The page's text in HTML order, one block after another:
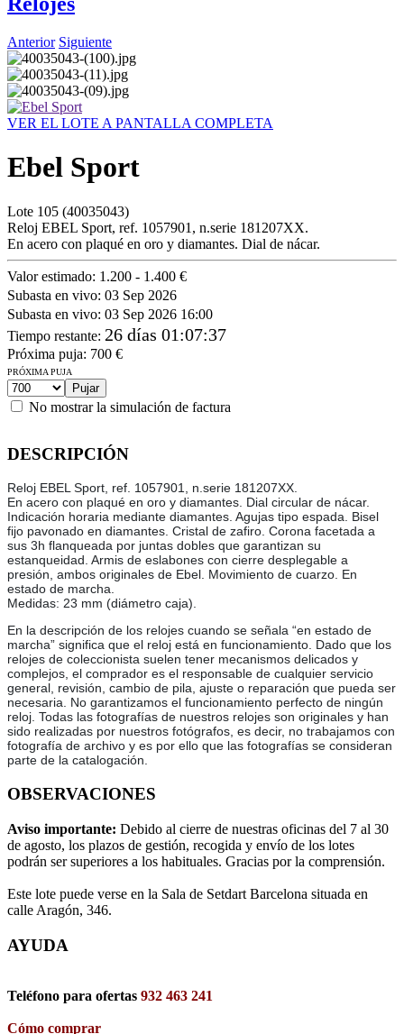
Anterior Siguiente
VER EL LOTE A PANTALLA COMPLETA
Ebel Sport
Lote 105 (40035043)
Reloj EBEL Sport, ref. 1057901, n.serie 181207XX.
En acero con plaqué en oro y diamantes. Dial de nácar.
Valor estimado: 1.200 - 1.400 €
Subasta en vivo: 03 Sep 2026
Subasta en vivo: 03 Sep 2026 16:00
Tiempo restante: 26 días 01:07:37
Próxima puja: 700 €
PRÓXIMA PUJA
No mostrar la simulación de factura
DESCRIPCIÓN
Reloj EBEL Sport, ref. 1057901, n.serie 181207XX.
En acero con plaqué en oro y diamantes. Dial circular de nácar.
Indicación horaria mediante diamantes. Agujas tipo espada. Bisel
fijo pavonado en diamantes. Cristal de zafiro. Corona facetada a
sus 3h flanqueada por juntas dobles que garantizan su
estanqueidad. Armis de eslabones con cierre desplegable a
presión, ambos originales de Ebel. Movimiento de cuarzo. En
estado de marcha.
Medidas: 23 mm (diámetro caja).
En la descripción de los relojes cuando se señala “en estado de
marcha” significa que el reloj está en funcionamiento. Dado que los
relojes de coleccionista suelen tener mecanismos delicados y
complejos, el comprador es el responsable de cualquier servicio
general, revisión, cambio de pila, ajuste o reparación que pueda ser
necesaria. No garantizamos el funcionamiento perfecto de ningún
reloj. Todas las fotografías de nuestros relojes son originales y han
sido realizadas por nuestros fotógrafos, es decir, no trabajamos con
fotografía de archivo y es por ello que las fotografías se consideran
parte de la catalogación.
OBSERVACIONES
Aviso importante: Debido al cierre de nuestras oficinas del 7 al 30
de agosto, los plazos de gestión, recogida y envío de los lotes
podrán ser superiores a los habituales. Gracias por la comprensión.
Este lote puede verse en la Sala de Setdart Barcelona situada en
calle Aragón, 346.
AYUDA
Teléfono para ofertas 932 463 241
Cómo comprar